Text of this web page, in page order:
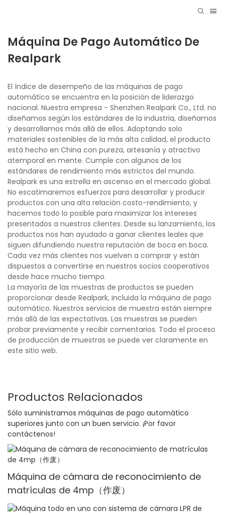
Máquina De Pago Automático De
Realpark
El índice de desempeño de las máquinas de pago
automático se encuentra en la posición de liderazgo
nacional. Nuestra empresa - Shenzhen Realpark Co., Ltd. no
diseñamos según los estándares de la industria, diseñamos
y desarrollamos más allá de ellos. Adoptando solo
materiales sostenibles de la más alta calidad, el producto
está hecho en China con pureza, artesanía y atractivo
atemporal en mente. Cumple con algunos de los
estándares de rendimiento más estrictos del mundo.
Realpark es una estrella en ascenso en el mercado global.
No escatimaremos esfuerzos para desarrollar y producir
productos con una alta relación costo-rendimiento, y
hacemos todo lo posible para maximizar los intereses
presentados a nuestros clientes. Desde su lanzamiento, los
productos nos han ayudado a ganar clientes leales que
siguen difundiendo nuestra reputación de boca en boca.
Cada vez más clientes nos vuelven a comprar y están
dispuestos a convertirse en nuestros socios cooperativos
desde hace mucho tiempo.
La mayoría de las muestras de productos se pueden
proporcionar desde Realpark, incluida la máquina de pago
automático. Nuestros servicios de muestra están siempre
más allá de las expectativas. Las muestras se pueden
probar previamente y recibir comentarios. Todo el proceso
de producción de muestras se puede ver claramente en
este sitio web.
Productos Relacionados
Sólo suministramos máquinas de pago automático
superiores junto con un buen servicio. ¡Por favor
contáctenos!
Máquina de cámara de reconocimiento de
matrículas de 4mp（作废）